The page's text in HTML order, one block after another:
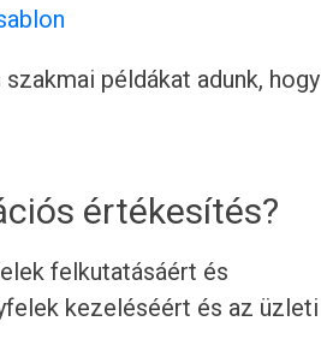
példákat adunk, hogy
értékesítés?
felkutatásáért és
kezeléséért és az üzleti